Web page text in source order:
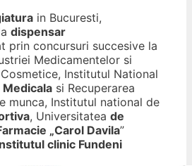
in Bucuresti,
dispensar
prin concursuri succesive la
Medicamentelor si
Institutul National
si Recuperarea
munca, Institutul national de
, Universitatea de
„Carol Davila”
clinic Fundeni